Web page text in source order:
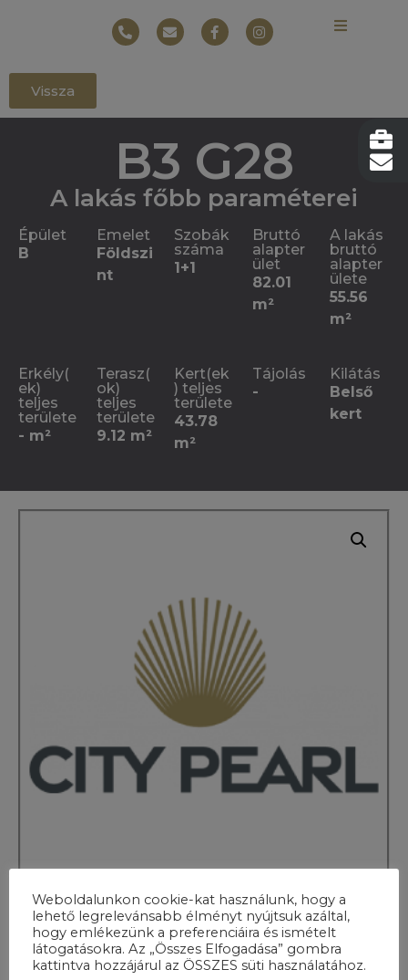
Vissza
B3 G28
A lakás főbb paraméterei
Épület
B
Emelet
Földszi
nt
Szobák
száma
1+1
Bruttó
alapter
ület
82.01
m²
A lakás
bruttó
alapter
ülete
55.56
m²
Erkély(
ek)
teljes
területe
- m²
Terasz(
ok)
teljes
területe
9.12 m²
Kert(ek
) teljes
területe
43.78
m²
Tájolás
-
Kilátás
Belső
kert
A lakás
részletei
Weboldalunkon cookie-kat használunk, hogy a
lehető legrelevánsabb élményt nyújtsuk azáltal,
hogy emlékezünk a preferenciáira és ismételt
látogatásokra. Az „Összes Elfogadása” gombra
kattintva hozzájárul az ÖSSZES süti használatához.